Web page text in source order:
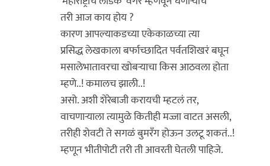
तरी आज काय होय ?
कारण आपल्याकडच्या एकेकाळच्या त्या
प्रसिद्ध लेखकाला बर्फाच्छादित पर्वतशिखरं बघून
मसालेभातावरचा खोबऱ्याचा किस आठवला होता
म्हणे..! कमालच झाली..!
असो. अशी शेरेबाजी करायची म्हटलं तर,
वाचणाऱ्याला त्यामुळे कितीही मज्जा वाटत असली,
तरीही शेवटी ते सगळं बुमरॅंग होऊन उलटू शकतं..!
म्हणून भीतीपोटी तरी ती आवरती घेतली पाहिजे.